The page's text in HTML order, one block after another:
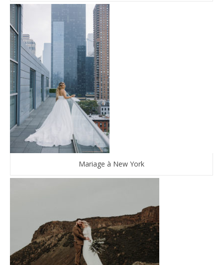
Mariage à New York